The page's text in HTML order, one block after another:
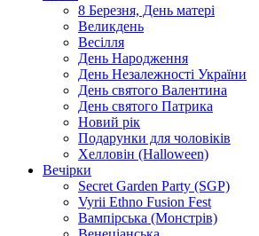
8 Березня, День матері
Великдень
Весілля
День Народження
День Незалежності України
День святого Валентина
День святого Патрика
Новий рік
Подарунки для чоловіків
Хелловін (Halloween)
Вечірки
Secret Garden Party (SGP)
Vyrii Ethno Fusion Fest
Вампірська (Монстрів)